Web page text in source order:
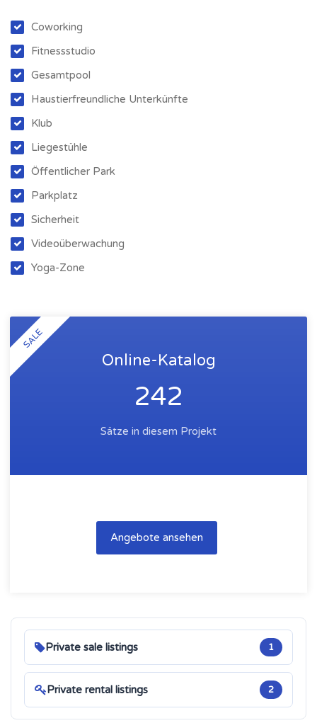
Coworking
Fitnessstudio
Gesamtpool
Haustierfreundliche Unterkünfte
Klub
Liegestühle
Öffentlicher Park
Parkplatz
Sicherheit
Videoüberwachung
Yoga-Zone
SALE
Online-Katalog
242
Sätze in diesem Projekt
Angebote ansehen
Private sale listings 1
Private rental listings 2